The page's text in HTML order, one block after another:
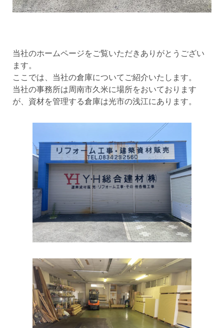
当社のホームページをご覧いただきありがとうござい
ます。
ここでは、当社の倉庫についてご紹介いたします。
当社の事務所は周南市久米に場所をおいております
が、資材を管理する倉庫は光市の浅江にあります。